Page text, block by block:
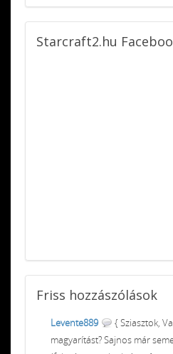
Starcraft2.hu
Friss hozzászólások
Levente889
{ Sziasztok,
magyarítást? Sajnos már